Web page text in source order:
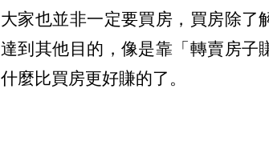
大家也並非一定要買房，買房除了
達到其他目的，像是靠「轉賣房子
什麼比買房更好賺的了。